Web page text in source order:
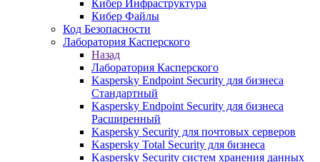
Кибер Инфраструктура
Кибер Файлы
Код Безопасности
Лаборатория Касперского
Назад
Лаборатория Касперского
Kaspersky Endpoint Security для бизнеса
Стандартный
Kaspersky Endpoint Security для бизнеса
Расширенный
Kaspersky Security для почтовых серверов
Kaspersky Total Security для бизнеса
Kaspersky Security систем хранения данных